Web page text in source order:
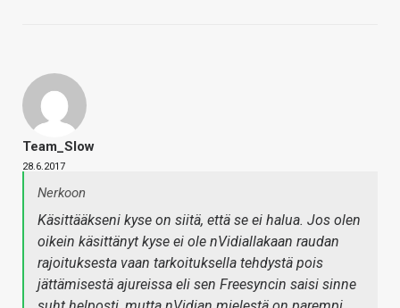
Team_Slow
28.6.2017
Nerkoon
Käsittääkseni kyse on siitä, että se ei halua. Jos olen
oikein käsittänyt kyse ei ole nVidiallakaan raudan
rajoituksesta vaan tarkoituksella tehdystä pois
jättämisestä ajureissa eli sen Freesyncin saisi sinne